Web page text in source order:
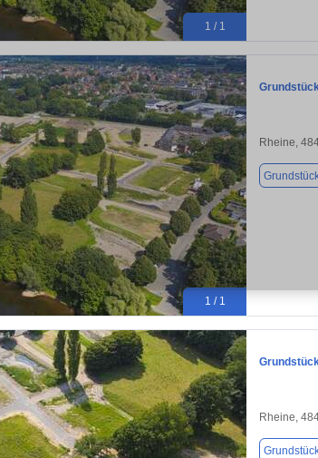
1 / 1
1 / 1
Rheine,
Rheine,